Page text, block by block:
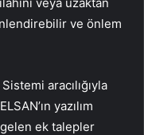
ve önlem
aracılığıyla
yazılım
ek talepler